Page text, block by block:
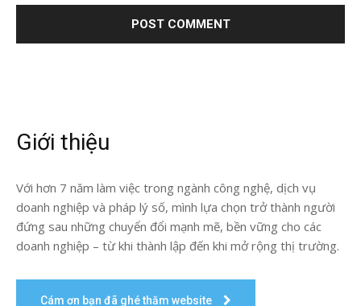
Giới thiệu
Với hơn 7 năm làm việc trong ngành công nghệ, dịch vụ
doanh nghiệp và pháp lý số, mình lựa chọn trở thành người
đứng sau những chuyển đổi mạnh mẽ, bền vững cho các
doanh nghiệp – từ khi thành lập đến khi mở rộng thị trường.
Cám ơn bạn đã ghé thăm website